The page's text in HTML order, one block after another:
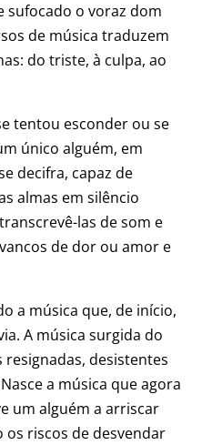
sufocado o voraz dom
de música traduzem
do triste, à culpa, ao
tentou esconder ou se
único alguém, em
decifra, capaz de
almas em silêncio
las de som e
de dor ou amor e
a música que, de início,
A música surgida do
desistentes
a música que agora
um alguém a arriscar
riscos de desvendar